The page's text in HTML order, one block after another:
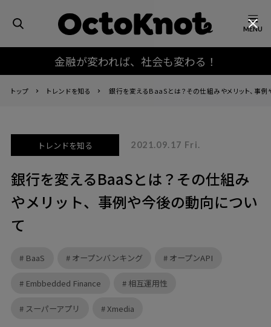
金融が変われば、社会も変わる！
MENU
トップ トレンドを知る 銀行を変えるBaaSとは？その仕組みやメリット、事
トレンドを知る 2021.09.17 Fri.
銀行を変えるBaaSとは？その仕組み
やメリット、事例や今後の動向につい
て
BaaS オープンバンキング オープンAPI
Embbedded Finance 相互運用性
スーパーアプリ Xmedia